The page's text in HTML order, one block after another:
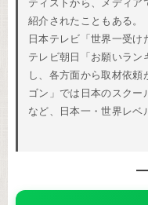
ティストから、メディア
紹介されたこともある。
日本テレビ「世界一受け
テレビ朝日「お願いラン
し、各方面から取材依
ゴン」では日本のスクー
など、日本一・世界レベ